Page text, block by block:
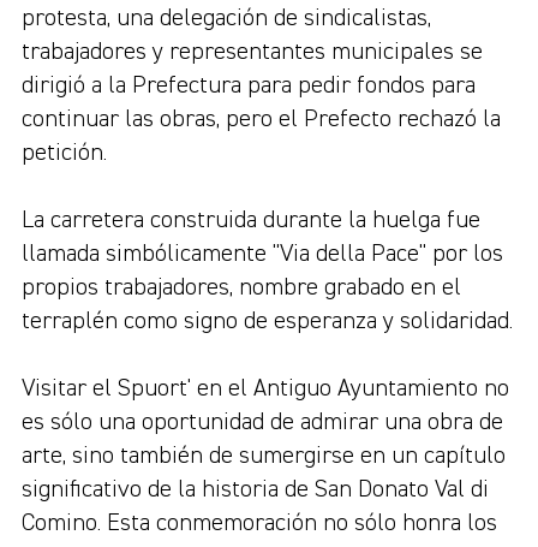
protesta, una delegación de sindicalistas,
trabajadores y representantes municipales se
dirigió a la Prefectura para pedir fondos para
continuar las obras, pero el Prefecto rechazó la
petición.
La carretera construida durante la huelga fue
llamada simbólicamente "Via della Pace" por los
propios trabajadores, nombre grabado en el
terraplén como signo de esperanza y solidaridad.
Visitar el Spuort' en el Antiguo Ayuntamiento no
es sólo una oportunidad de admirar una obra de
arte, sino también de sumergirse en un capítulo
significativo de la historia de San Donato Val di
Comino. Esta conmemoración no sólo honra los